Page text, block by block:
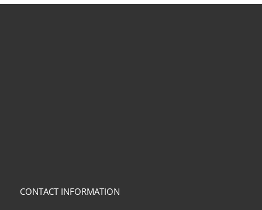
CONTACT INFORMATION